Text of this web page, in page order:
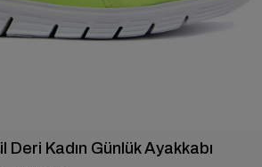
Deri Kadın Günlük Ayakkabı